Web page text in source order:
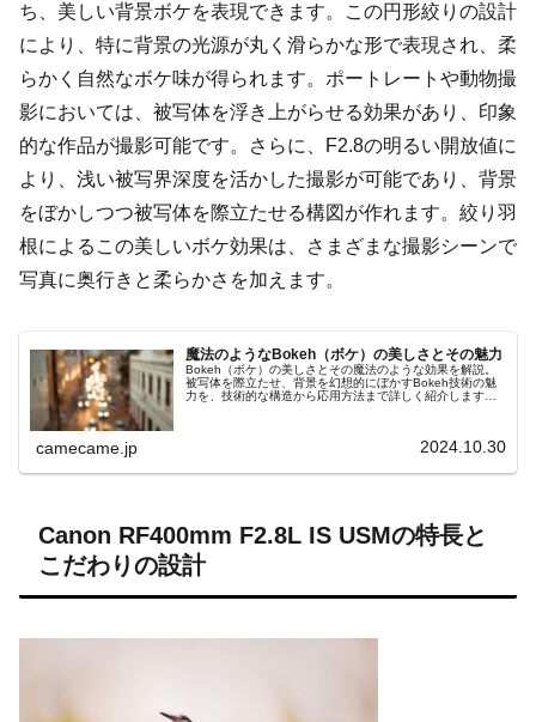
ち、美しい背景ボケを表現できます。この円形絞りの設計
により、特に背景の光源が丸く滑らかな形で表現され、柔
らかく自然なボケ味が得られます。ポートレートや動物撮
影においては、被写体を浮き上がらせる効果があり、印象
的な作品が撮影可能です。さらに、F2.8の明るい開放値に
より、浅い被写界深度を活かした撮影が可能であり、背景
をぼかしつつ被写体を際立たせる構図が作れます。絞り羽
根によるこの美しいボケ効果は、さまざまな撮影シーンで
写真に奥行きと柔らかさを加えます。
魔法のようなBokeh（ボケ）の美しさとその魅力
Bokeh（ボケ）の美しさとその魔法のような効果を解説。
被写体を際立たせ、背景を幻想的にぼかすBokeh技術の魅
力を、技術的な構造から応用方法まで詳しく紹介します。
び、写真表現にさらなる奥行きと魅力をプラスしましょ
camecame.jp 2024.10.30
Canon RF400mm F2.8L IS USMの特長と
こだわりの設計